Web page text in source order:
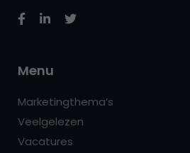
Menu
Marketingthema’s
Veelgelezen
Vacatures